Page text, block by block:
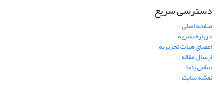
دسترسی سریع
صفحه اصلی
درباره نشریه
اعضای هیات تحریریه
ارسال مقاله
تماس با ما
نقشه سایت